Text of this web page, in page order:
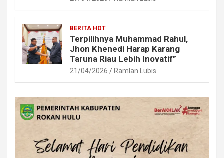
BERITA HOT
Terpilihnya Muhammad Rahul,
Jhon Khenedi Harap Karang
Taruna Riau Lebih Inovatif”
21/04/2026 Ramlan Lubis